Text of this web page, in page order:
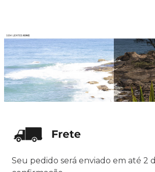
Seu pedido será enviado em até 2